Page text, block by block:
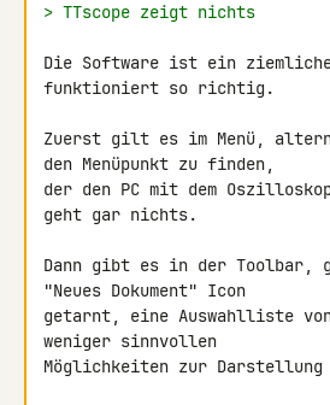
> TTscope zeigt nichts
Die Software ist ein
funktioniert so richtig.
Zuerst gilt es im Menü,
den Menüpunkt zu finden,
der den PC mit dem
geht gar nichts.
Dann gibt es in der Toolbar,
"Neues Dokument" Icon
getarnt, eine Auswahlliste
weniger sinnvollen
Möglichkeiten zur Darstellung